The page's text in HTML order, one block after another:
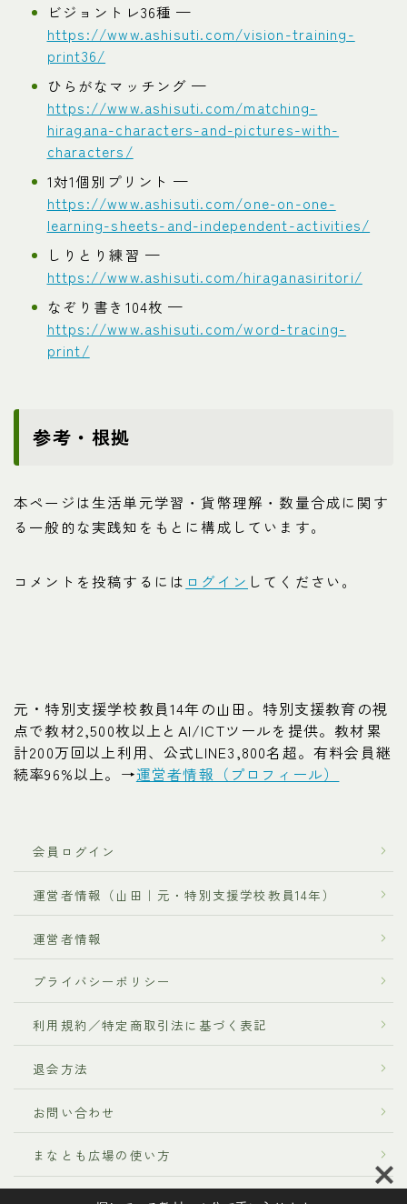
ビジョントレ36種 —
https://www.ashisuti.com/vision-training-
print36/
ひらがなマッチング —
https://www.ashisuti.com/matching-
hiragana-characters-and-pictures-with-
characters/
1対1個別プリント —
https://www.ashisuti.com/one-on-one-
learning-sheets-and-independent-activities/
しりとり練習 —
https://www.ashisuti.com/hiraganasiritori/
なぞり書き104枚 —
https://www.ashisuti.com/word-tracing-
print/
参考・根拠
本ページは生活単元学習・貨幣理解・数量合成に関す
る一般的な実践知をもとに構成しています。
コメントを投稿するには ログイン してください。
元・特別支援学校教員14年の山田。特別支援教育の視
点で教材2,500枚以上とAI/ICTツールを提供。教材累
計200万回以上利用、公式LINE3,800名超。有料会員継
続率96%以上。→運営者情報（プロフィール）
会員ログイン
運営者情報（山田｜元・特別支援学校教員14年）
運営者情報
プライバシーポリシー
利用規約／特定商取引法に基づく表記
退会方法
お問い合わせ
まなとも広場の使い方